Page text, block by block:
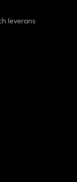
leverans